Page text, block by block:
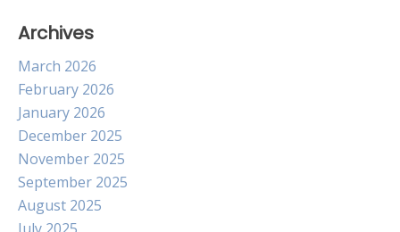
Archives
March 2026
February 2026
January 2026
December 2025
November 2025
September 2025
August 2025